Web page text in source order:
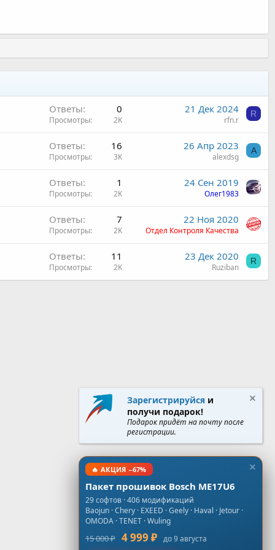
Ответы 0
Просмотры 2K
21 Дек 2024
rfn.r
R
Ответы 16
Просмотры 3K
26 Апр 2023
alexdsg
A
Ответы 1
Просмотры 2K
24 Сен 2019
Олег1983
Ответы 7
Просмотры 2K
22 Ноя 2020
Отдел Контроля Качества
Ответы 11
Просмотры 2K
23 Дек 2020
Ruziban
R
Зарегистрируйся и
получи подарок!
Подарок придёт на почту после
регистрации.
🔥 АКЦИЯ −67%
Пакет прошивок Bosch ME17U6
29 софтов · 406 модификаций
Baojun · Chery · EXEED · Geely · Haval · Jetour ·
OMODA · TENET · Wuling
15 000 ₽ 4 999 ₽ до 9 августа